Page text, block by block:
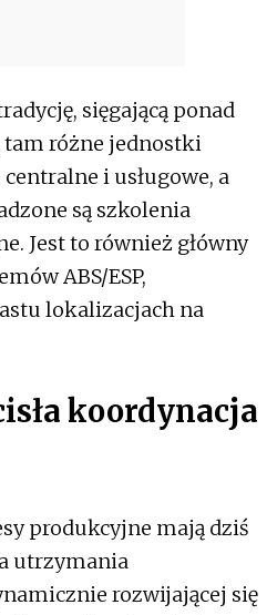
sięgającą ponad
tam różne jednostki
i usługowe, a
są szkolenia
Jest to również główny
ABS/ESP,
lokalizacjach na
koordynacja
produkcyjne mają dziś
utrzymania
rozwijającej się